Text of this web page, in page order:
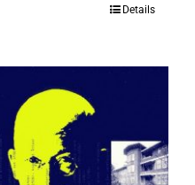
Details